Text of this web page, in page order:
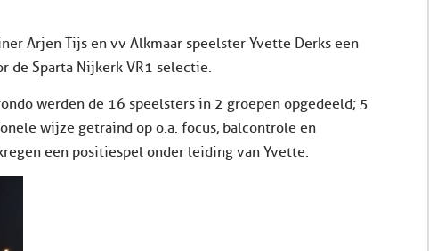
Arjen Tijs en vv Alkmaar speelster Yvette Derks een
de Sparta Nijkerk VR1 selectie.
werden de 16 speelsters in 2 groepen opgedeeld; 5
wijze getraind op o.a. focus, balcontrole en
een positiespel onder leiding van Yvette.